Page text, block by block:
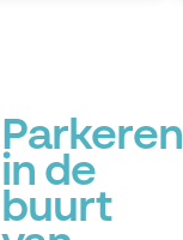
Parkeren
in de
buurt